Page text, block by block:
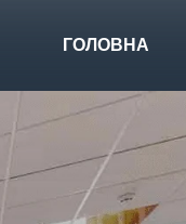
ГОЛОВНА